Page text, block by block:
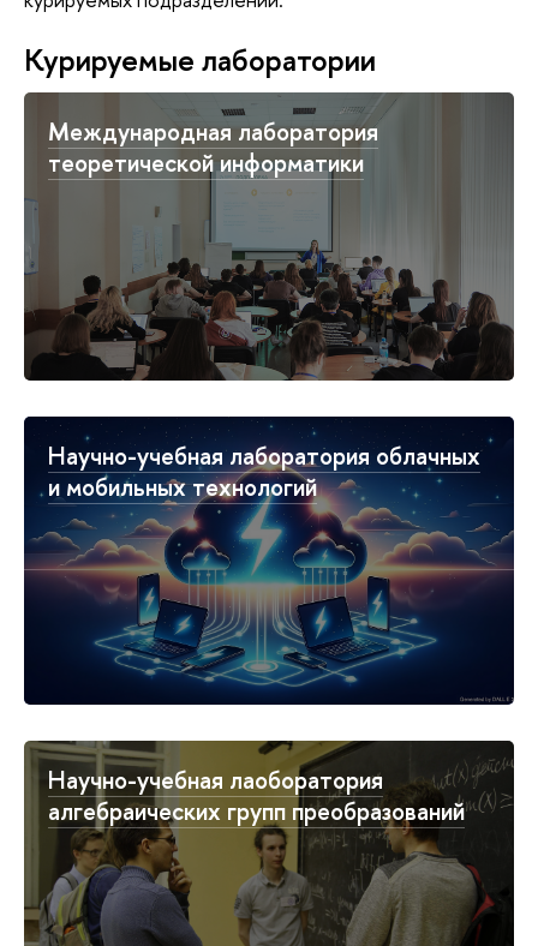
Курируемые лаборатории
Международная лаборатория
теоретической информатики
Научно-учебная лаборатория облачных
и мобильных технологий
Научно-учебная лаоборатория
алгебраических групп преобразований